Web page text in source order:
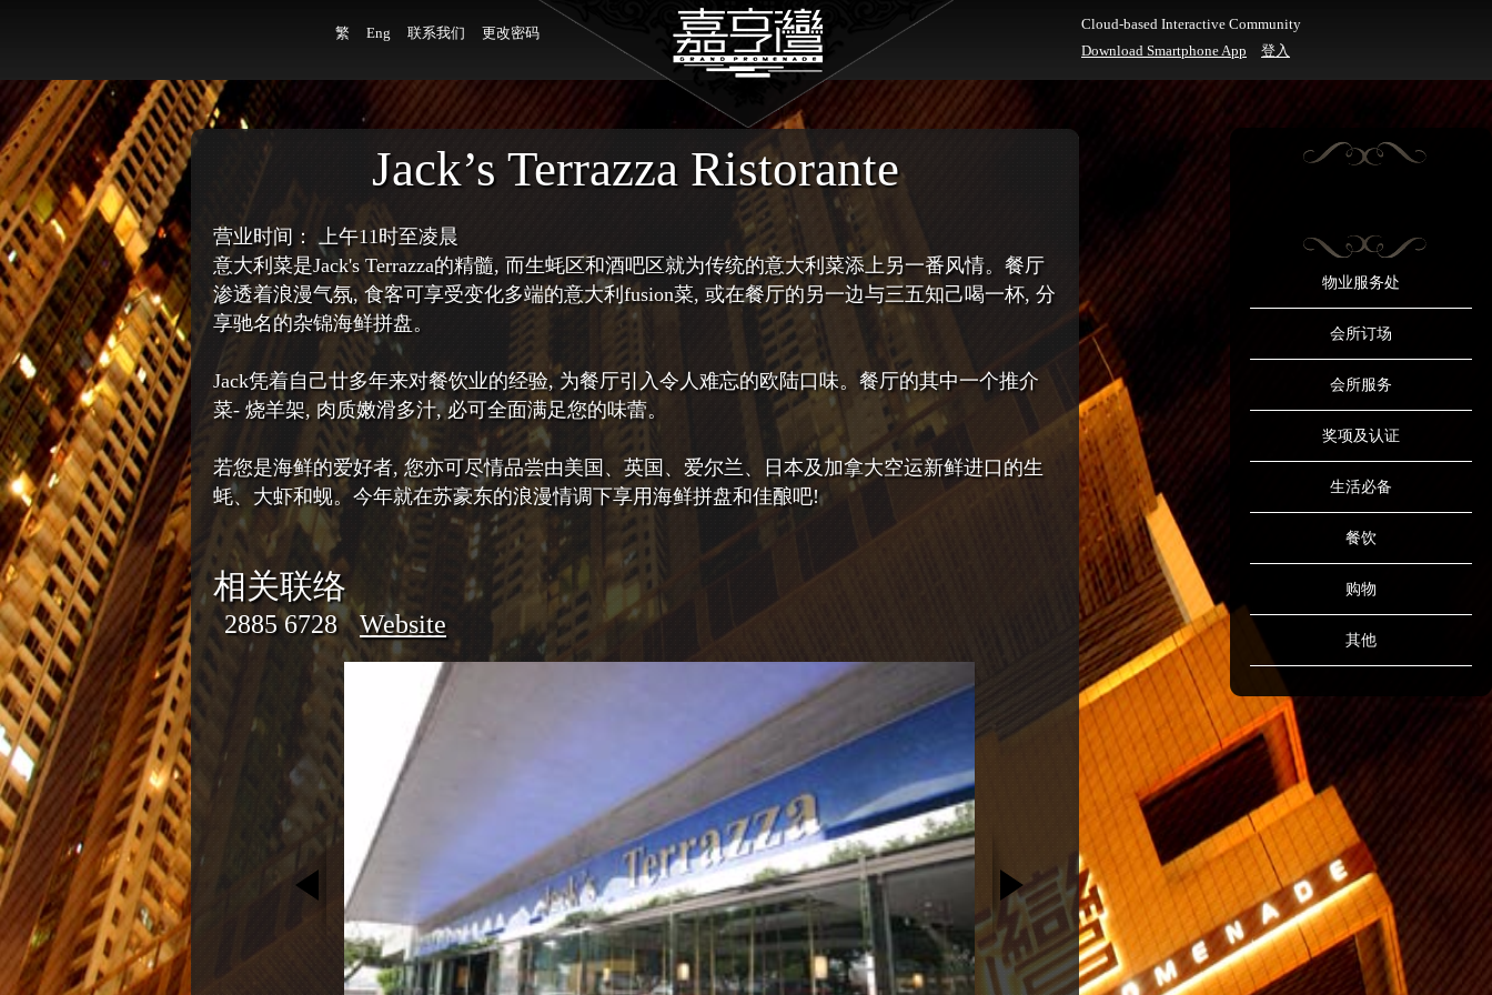
繁 Eng 联系我们 更改密码
Cloud-based Interactive Community
Download Smartphone App
登入
物业服务处
会所订场
会所服务
奖项及认证
生活必备
餐饮
购物
其他
Jack’s Terrazza Ristorante
营业时间： 上午11时至凌晨
意大利菜是Jack's Terrazza的精髓, 而生蚝区和酒吧区就为传统的意大利菜添上另一番风情。餐厅
渗透着浪漫气氛, 食客可享受变化多端的意大利fusion菜, 或在餐厅的另一边与三五知己喝一杯, 分
享驰名的杂锦海鲜拼盘。
Jack凭着自己廿多年来对餐饮业的经验, 为餐厅引入令人难忘的欧陆口味。餐厅的其中一个推介
菜- 烧羊架, 肉质嫩滑多汁, 必可全面满足您的味蕾。
若您是海鲜的爱好者, 您亦可尽情品尝由美国、英国、爱尔兰、日本及加拿大空运新鲜进口的生
蚝、大虾和蚬。今年就在苏豪东的浪漫情调下享用海鲜拼盘和佳酿吧!
相关联络
2885 6728 Website